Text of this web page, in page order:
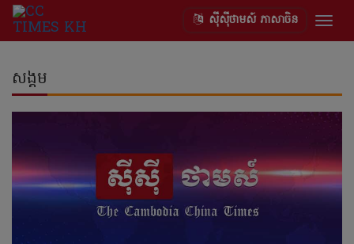
ស៊ីស៊ីថាមស៍ ភាសាចិន
សង្គម